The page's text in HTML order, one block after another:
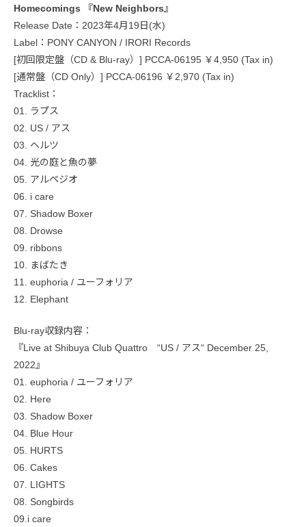
Homecomings 『New Neighbors』
Release Date：2023年4月19日(水)
Label：PONY CANYON / IRORI Records
[初回限定盤（CD & Blu-ray）] PCCA-06195 ￥4,950 (Tax in)
[通常盤（CD Only）] PCCA-06196 ￥2,970 (Tax in)
Tracklist：
01. ラプス
02. US / アス
03. ヘルツ
04. 光の庭と魚の夢
05. アルペジオ
06. i care
07. Shadow Boxer
08. Drowse
09. ribbons
10. まばたき
11. euphoria / ユーフォリア
12. Elephant
Blu-ray収録内容：
『Live at Shibuya Club Quattro “US / アス“ December 25,
2022』
01. euphoria / ユーフォリア
02. Here
03. Shadow Boxer
04. Blue Hour
05. HURTS
06. Cakes
07. LIGHTS
08. Songbirds
09.i care